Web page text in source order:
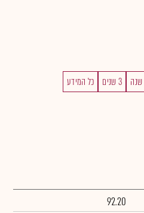
שנה 3 שנים כל המידע
92.20